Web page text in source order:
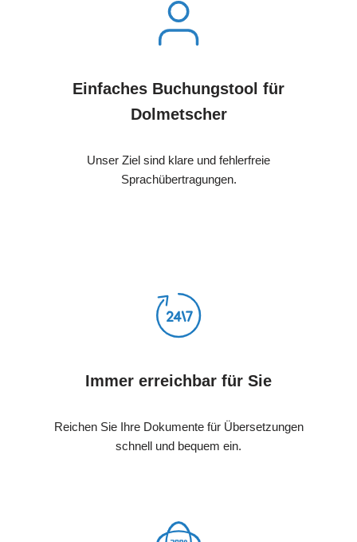
Einfaches Buchungstool für
Dolmetscher
Unser Ziel sind klare und fehlerfreie
Sprachübertragungen.
Immer erreichbar für Sie
Reichen Sie Ihre Dokumente für Übersetzungen
schnell und bequem ein.